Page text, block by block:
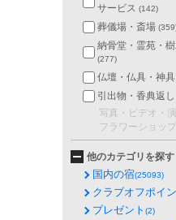
サービス (142)
葬儀場・斎場
納骨堂・霊苑・
(277)
仏壇・仏具・神具
引出物・香典返し
写真・ビデオ・
フラワーショップ
他のカテゴリを探す
国内の宿(25093)
クラブオフポイ
プレゼント (2)